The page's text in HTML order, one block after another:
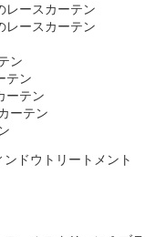
レースカーテン
レースカーテン
ン
テン
ーテン
ーテン
ンドウトリートメント